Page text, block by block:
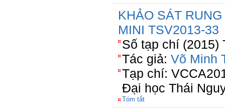
KHẢO SÁT
MINI TSV2013-33
Số tạp chí (2015)
Tác giả: Võ Minh
Tạp chí:
Đại học Thái
Tóm tắt